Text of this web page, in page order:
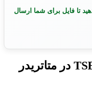
تا فایل برای شما ارسال
ویدیوی معرفی اندیکاتور TSE در متاتریدر